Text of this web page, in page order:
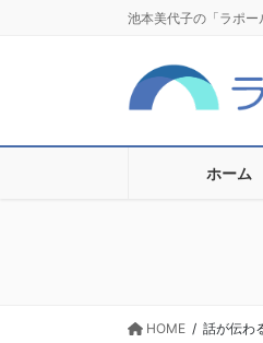
に
ョ
池本美代子の「ラポ
ホーム
HOME 話が伝わ